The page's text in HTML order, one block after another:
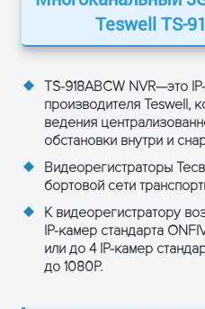
Teswell TS-
TS-918ABCW NVR—это
производителя Teswell,
ведения
обстановки внутри и
Видеорегистраторы
бортовой сети
К видеорегистратору
IP-камер стандарта
или до 4 IP-камер
до 1080Р.
Тип
Сигналы